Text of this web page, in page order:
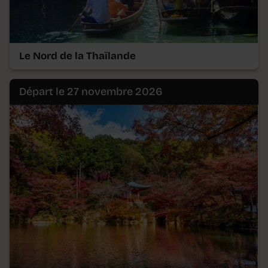
Le Nord de la Thaïlande
Départ le 27 novembre 2026